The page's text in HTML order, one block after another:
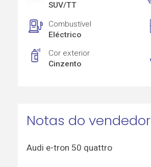
SUV/TT
Combustível
Eléctrico
Cor exterior
Cinzento
Notas do vendedor
Audi e-tron 50 quattro